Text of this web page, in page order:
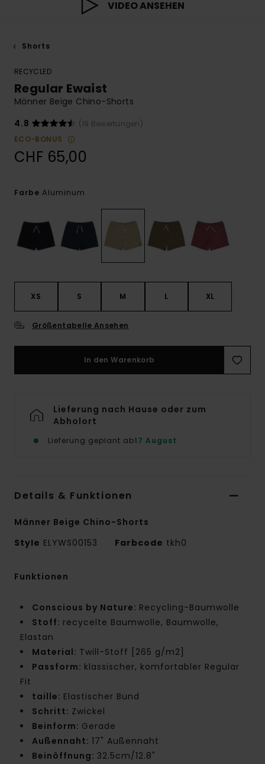
VIDEO ANSEHEN
Shorts
RECYCLED
Regular Ewaist
Männer Beige Chino-Shorts
4.8
(19 Bewertungen)
ECO-BONUS
CHF 65,00
Farbe Aluminum
XS S M L XL
Größentabelle Ansehen
In den Warenkorb
Lieferung nach Hause oder zum
Abholort
Lieferung geplant ab17 August
Details & Funktionen
Männer Beige Chino-Shorts
Style ELYWS00153 Farbcode tkh0
Funktionen
Conscious by Nature: Recycling-Baumwolle
Stoff: recycelte Baumwolle, Baumwolle,
Elastan
Material: Twill-Stoff [265 g/m2]
Passform: klassischer, komfortabler Regular
Fit
taille: Elastischer Bund
Schritt: Zwickel
Beinform: Gerade
Außennaht: 17" Außennaht
Beinöffnung: 32.5cm/12.8"